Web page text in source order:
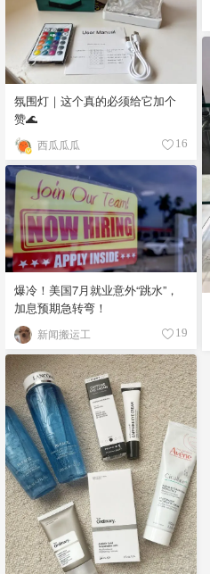
氛围灯｜这个真的必须给它加个
赞🌊
西瓜瓜瓜 16
爆冷！美国7月就业意外“跳水”，
加息预期急转弯！
新闻搬运工 19